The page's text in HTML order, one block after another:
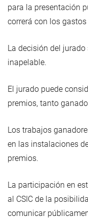
para la presentación
correrá con los
La decisión del
inapelable.
El jurado puede
premios, tanto
Los trabajos
en las instalaciones
premios.
La participación en
al CSIC de la
comunicar